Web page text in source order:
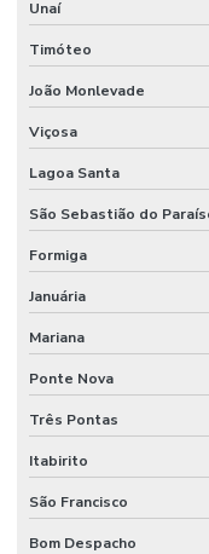
Manutenção De
Manutenção E
Manutenção elétrica
Manutenção de
Manutenção de
Manutenção e gestão de
Manutenção industrial
Manutenção de
Manutenção de
Manutenção Inteligente
Unaí
Timóteo
João Monlevade
Viçosa
Lagoa Santa
São Sebastião do
Formiga
Januária
Mariana
Ponte Nova
Três Pontas
Itabirito
São Francisco
Bom Despacho